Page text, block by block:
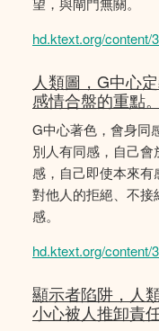
hd.ktext.org/content/
人類圖，G中心
感情合盤的重點。
G中心著色，會身同
別人有同感，自己
感，自己即使本來
對他人的拒絕、不
感。
hd.ktext.org/content/
顯示者陷阱，人
小心被人推卸責